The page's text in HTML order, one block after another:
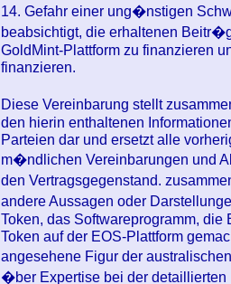
14. Gefahr einer ung�nstigen
beabsichtigt, die erhaltenen
GoldMint-Plattform zu finanzieren
finanzieren.
Diese Vereinbarung stellt
den hierin enthaltenen
Parteien dar und ersetzt alle
m�ndlichen Vereinbarungen und
den Vertragsgegenstand.
andere Aussagen oder
Token, das Softwareprogramm,
Token auf der EOS-Plattform
angesehene Figur der
�ber Expertise bei der detaillierten